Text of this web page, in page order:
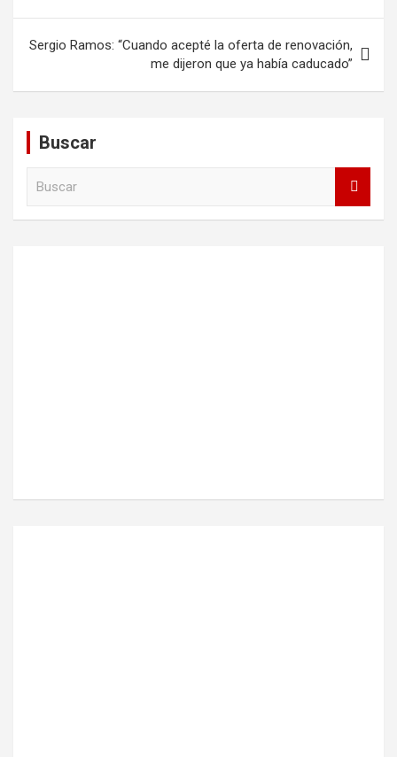
entradas
Sergio Ramos: “Cuando acepté la oferta de renovación,
me dijeron que ya había caducado”
Buscar